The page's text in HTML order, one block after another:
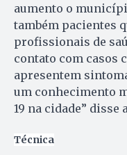
aumento o
também pacientes
profissionais de
contato com casos
apresentem
um conhecimento
19 na cidade” disse
Técnica